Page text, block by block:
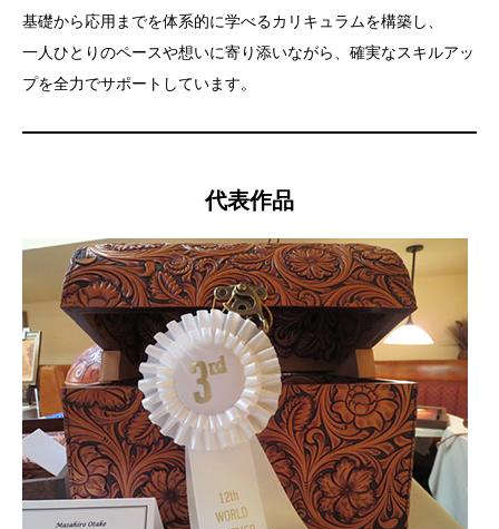
基礎から応用までを体系的に学べるカリキュラムを構築し、
一人ひとりのペースや想いに寄り添いながら、確実なスキルアッ
プを全力でサポートしています。
代表作品